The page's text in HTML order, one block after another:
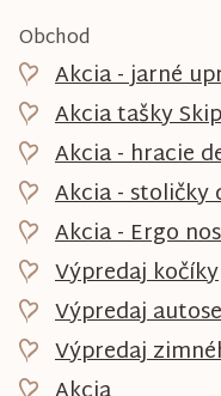
Obchod
Akcia - jarné
Akcia tašky
Akcia - hracie
Akcia - stoličky
Akcia - Ergo
Výpredaj kočíky
Výpredaj
Výpredaj